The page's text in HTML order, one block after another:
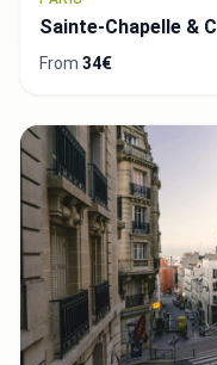
Sainte-Chapelle &
From 34€